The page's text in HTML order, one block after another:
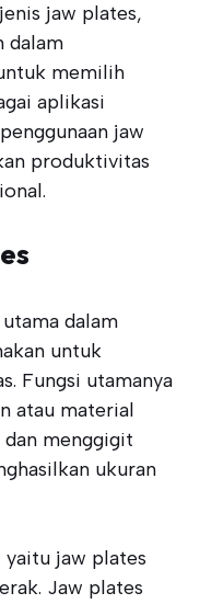
jaw plates,
dalam
memilih
aplikasi
jaw
produktivitas
dalam
untuk
Fungsi utamanya
atau material
dan menggigit
ukuran
yaitu jaw plates
Jaw plates